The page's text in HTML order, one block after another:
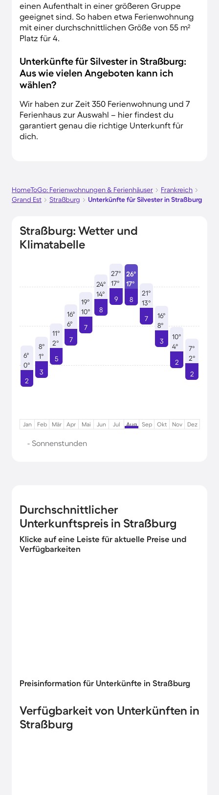
einen Aufenthalt in einer größeren Gruppe
geeignet sind. So haben etwa Ferienwohnung
mit einer durchschnittlichen Größe von 55 m²
Platz für 4.
Unterkünfte für Silvester in Straßburg:
Aus wie vielen Angeboten kann ich
wählen?
Wir haben zur Zeit 350 Ferienwohnung und 7
Ferienhaus zur Auswahl – hier findest du
garantiert genau die richtige Unterkunft für
dich.
HomeToGo: Ferienwohnungen & Ferienhäuser
Frankreich
Grand Est
Straßburg Unterkünfte für Silvester in Straßburg
Straßburg: Wetter und
Klimatabelle
6°
0°
2
8°
1°
3
11°
2°
5
16°
6°
7
19°
10°
7
24°
14°
8
27°
17°
9
26°
17°
8
21°
13°
7
16°
8°
3
10°
4°
2
7°
2°
2
Jan Feb Mär Apr Mai Jun Jul Aug Sep Okt Nov Dez
- Sonnenstunden
Durchschnittlicher
Unterkunftspreis in Straßburg
Klicke auf eine Leiste für aktuelle Preise und
Verfügbarkeiten
Preisinformation für Unterkünfte in Straßburg
Verfügbarkeit von Unterkünften in
Straßburg